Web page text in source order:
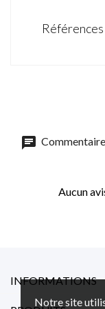
Notre site
Aucun
INFORMATIONS